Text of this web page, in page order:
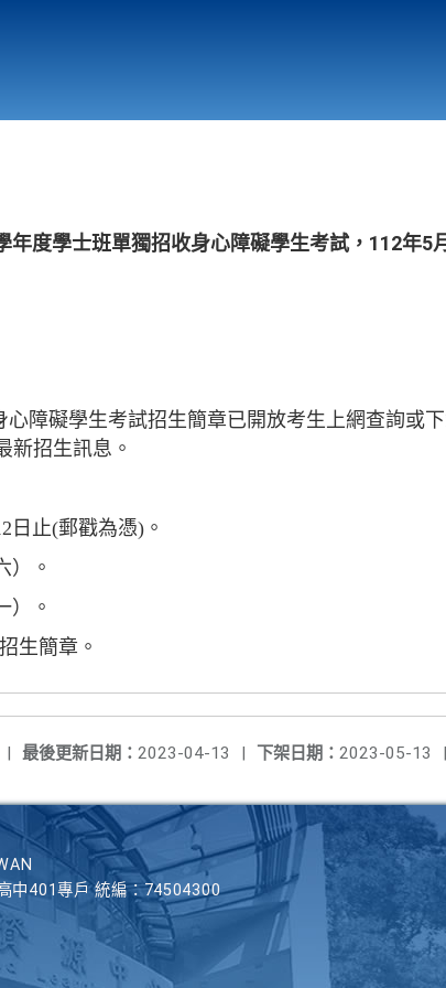
年度學士班單獨招收身心障礙學生考試，112年5
障礙學生考試招生簡章已開放考生上網查詢或
新招生訊息。
日止(郵戳為憑)。
）。
）。
生簡章。
下架日期： 2023-05-13 |
最後更新日期： 2023-04-13 |
|
中401專戶 統編：74504300